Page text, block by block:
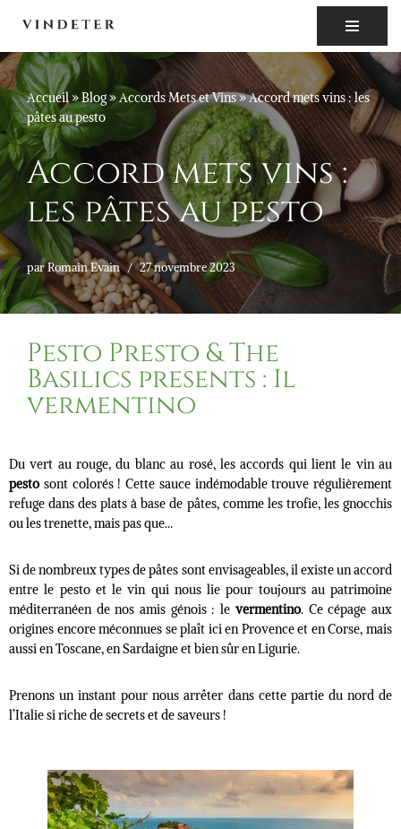
au
contenu
Accueil»Blog»Accords Mets et Vins»Accord mets vins : les
pâtes au pesto
Accord mets vins :
les pâtes au pesto
parRomain Evain 27 novembre 2023
Pesto Presto & The
Basilics presents : Il
vermentino
Du vert au rouge, du blanc au rosé, les accords qui lient le vin au
pestosont colorés ! Cette sauce indémodable trouve régulièrement
refuge dans des plats à base de pâtes, comme les trofie, les gnocchis
ou les trenette, mais pas que…
Si de nombreux types de pâtes sont envisageables, il existe un accord
entre le pesto et le vin qui nous lie pour toujours au patrimoine
méditerranéen de nos amis génois : le vermentino. Ce cépage aux
origines encore méconnues se plaît ici en Provence et en Corse, mais
aussi en Toscane, en Sardaigne et bien sûr en Ligurie.
Prenons un instant pour nous arrêter dans cette partie du nord de
l’Italie si riche de secrets et de saveurs !